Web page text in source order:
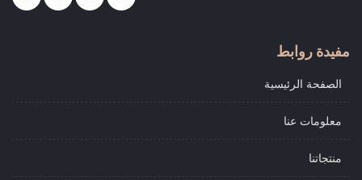
مفيدة روابط
الصفحة الرئيسية
معلومات عنا
منتجاتنا